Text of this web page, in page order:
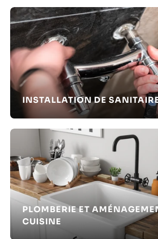
INSTALLATION DE
PLOMBERIE ET
CUISINE